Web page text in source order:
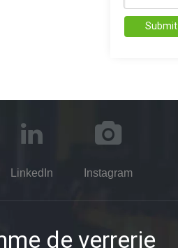
Submit
LinkedIn Instagram
de verrerie